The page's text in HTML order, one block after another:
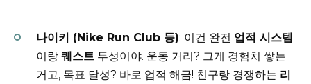
나이키 (Nike Run Club 등): 이건 완전 업적 시스템
이랑 퀘스트 투성이야. 운동 거리? 그게 경험치 쌓는
거고, 목표 달성? 바로 업적 해금! 친구랑 경쟁하는 리